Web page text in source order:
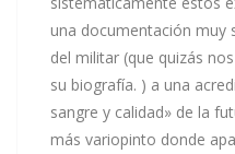
una documentación muy
del militar (que quizás
su biografía. ) a una
sangre y calidad» de la
más variopinto donde